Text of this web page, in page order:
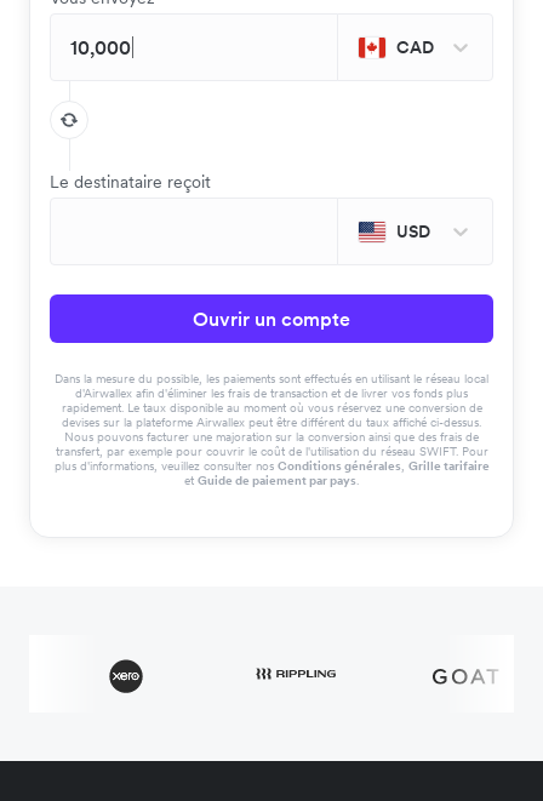
CAD
Le destinataire reçoit
USD
Ouvrir un compte
Dans la mesure du possible, les paiements sont effectués en utilisant le réseau local
d'Airwallex afin d'éliminer les frais de transaction et de livrer vos fonds plus
rapidement. Le taux disponible au moment où vous réservez une conversion de
devises sur la plateforme Airwallex peut être différent du taux affiché ci-dessus.
Nous pouvons facturer une majoration sur la conversion ainsi que des frais de
transfert, par exemple pour couvrir le coût de l'utilisation du réseau SWIFT. Pour
plus d'informations, veuillez consulter nos Conditions générales, Grille tarifaire
et Guide de paiement par pays.